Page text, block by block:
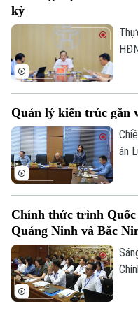
Tư vấn sức khỏe
Golf
Sao
Điện ảnh
Thời trang
Âm nhạc
Đã phát sóng
kỳ
Quản lý kiến trúc gắn
án
và
Chính thức trình
Quảng Ninh và Bắc